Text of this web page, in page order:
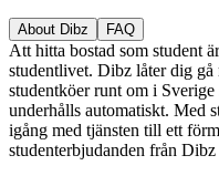
About Dibz FAQ
Att hitta bostad som student
studentlivet. Dibz låter dig gå
studentköer runt om i
underhålls automatiskt. Med
igång med tjänsten till ett
studenterbjudanden från Dibz